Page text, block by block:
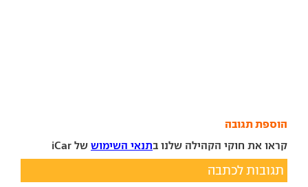
הוספת תגובה
קראו את חוקי הקהילה שלנו בתנאי השימוש של iCar
תגובות לכתבה